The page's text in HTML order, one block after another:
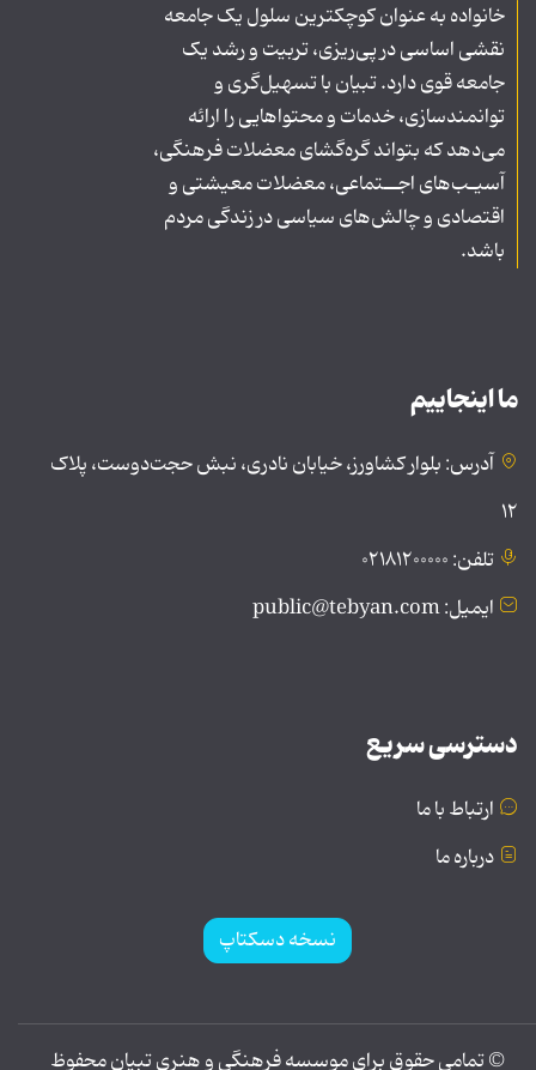
خانواده به عنوان کوچکترین سلول یک جامعه
نقشی اساسی در پی‌ریزی، تربیت و رشد یک
جامعه قوی دارد. تبیان با تسهیل‌گری و
توانمندسازی، خدمات و محتواهایی را ارائه
می‌دهد که بتواند گره‌گشای معضلات فرهنگی،
آسیـب‌های اجــتماعی، معضلات معیشتی و
اقتصادی و چالش‌های سیاسی در زندگی مردم
باشد.
ما اینجاییم
آدرس: بلوار کشاورز، خیابان نادری، نبش حجت‌دوست، پلاک
۱۲
تلفن: ۰۲۱۸۱۲۰۰۰۰۰
ایمیل: public@tebyan.com
دسترسی سریع
ارتباط با ما
درباره ما
نسخه دسکتاپ
© تمامی حقوق برای موسسه فرهنگی و هنری تبیان محفوظ